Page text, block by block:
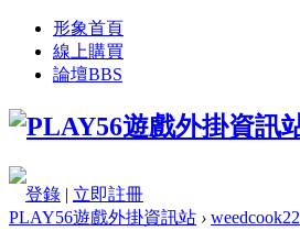
形象首頁
線上購買
論壇BBS
登錄 | 立即註冊
PLAY56遊戲外掛資訊站 › weedcook22